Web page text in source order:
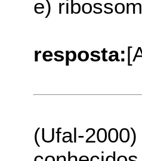
e)
resposta:
(Ufal-